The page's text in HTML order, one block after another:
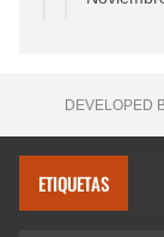
DEVELOPED
ETIQUETAS